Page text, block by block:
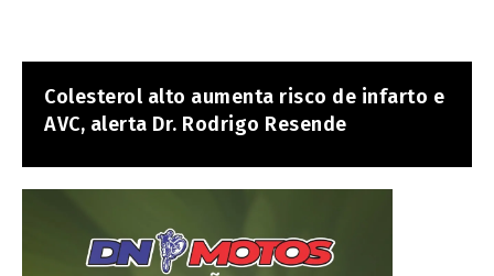
Colesterol alto aumenta risco de infarto e
AVC, alerta Dr. Rodrigo Resende